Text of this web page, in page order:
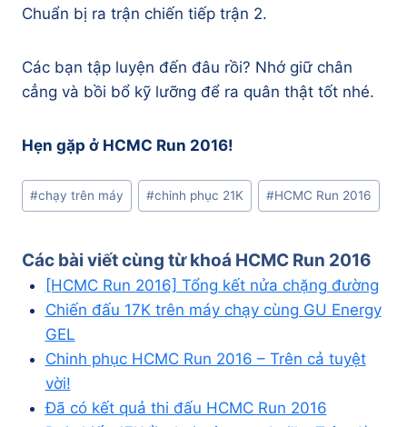
Chuẩn bị ra trận chiến tiếp trận 2.
Các bạn tập luyện đến đâu rồi? Nhớ giữ chân
cẳng và bồi bổ kỹ lưỡng để ra quân thật tốt nhé.
Hẹn gặp ở HCMC Run 2016!
Post
Tags:
#chạy trên máy #chinh phục 21K #HCMC Run 2016
Các bài viết cùng từ khoá HCMC Run 2016
[HCMC Run 2016] Tổng kết nửa chặng đường
Chiến đấu 17K trên máy chạy cùng GU Energy
GEL
Chinh phục HCMC Run 2016 – Trên cả tuyệt
vời!
Đã có kết quả thi đấu HCMC Run 2016